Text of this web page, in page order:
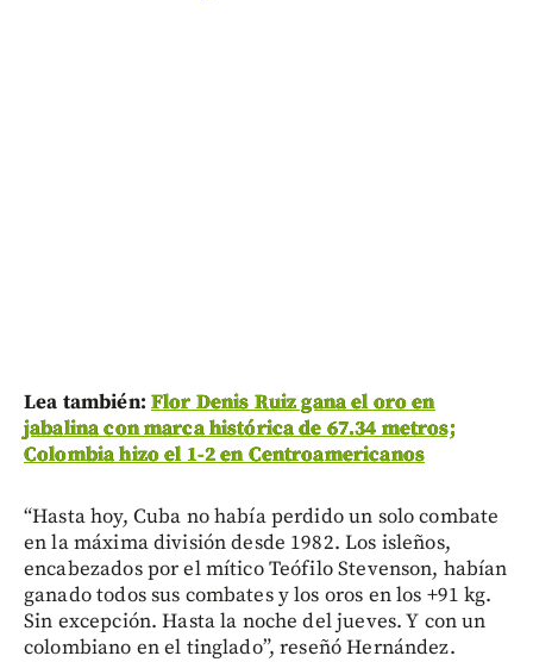
Lea también: Flor Denis Ruiz gana el oro en
jabalina con marca histórica de 67.34 metros;
Colombia hizo el 1-2 en Centroamericanos
“Hasta hoy, Cuba no había perdido un solo combate
en la máxima división desde 1982. Los isleños,
encabezados por el mítico Teófilo Stevenson, habían
ganado todos sus combates y los oros en los +91 kg.
Sin excepción. Hasta la noche del jueves. Y con un
colombiano en el tinglado”, reseñó Hernández.